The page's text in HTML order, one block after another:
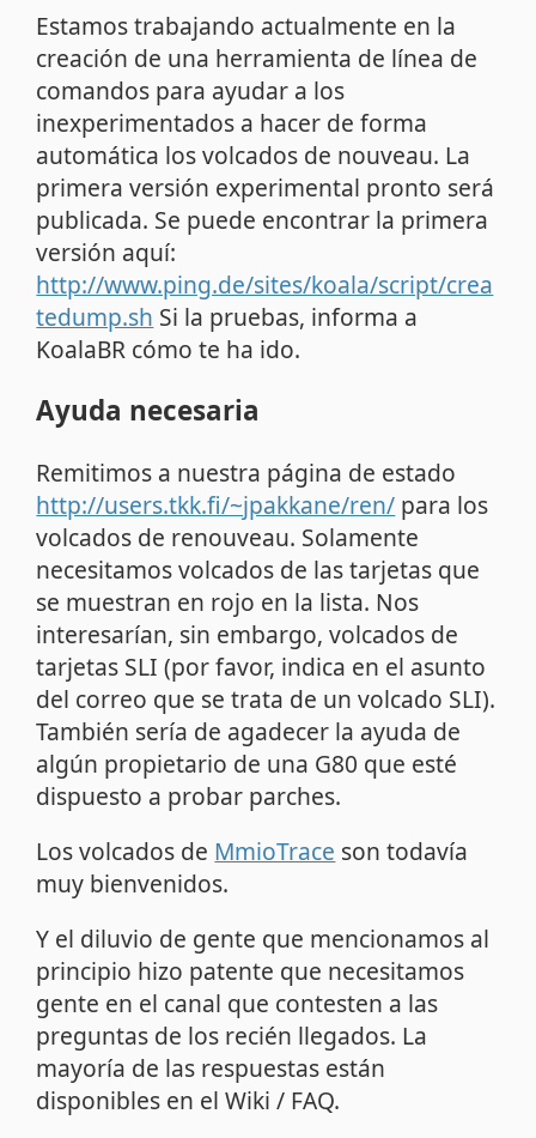
Estamos trabajando actualmente en la
creación de una herramienta de línea de
comandos para ayudar a los
inexperimentados a hacer de forma
automática los volcados de nouveau. La
primera versión experimental pronto será
publicada. Se puede encontrar la primera
versión aquí:
http://www.ping.de/sites/koala/script/crea
tedump.sh Si la pruebas, informa a
KoalaBR cómo te ha ido.
Ayuda necesaria
Remitimos a nuestra página de estado
http://users.tkk.fi/~jpakkane/ren/ para los
volcados de renouveau. Solamente
necesitamos volcados de las tarjetas que
se muestran en rojo en la lista. Nos
interesarían, sin embargo, volcados de
tarjetas SLI (por favor, indica en el asunto
del correo que se trata de un volcado SLI).
También sería de agadecer la ayuda de
algún propietario de una G80 que esté
dispuesto a probar parches.
Los volcados de MmioTrace son todavía
muy bienvenidos.
Y el diluvio de gente que mencionamos al
principio hizo patente que necesitamos
gente en el canal que contesten a las
preguntas de los recién llegados. La
mayoría de las respuestas están
disponibles en el Wiki / FAQ.